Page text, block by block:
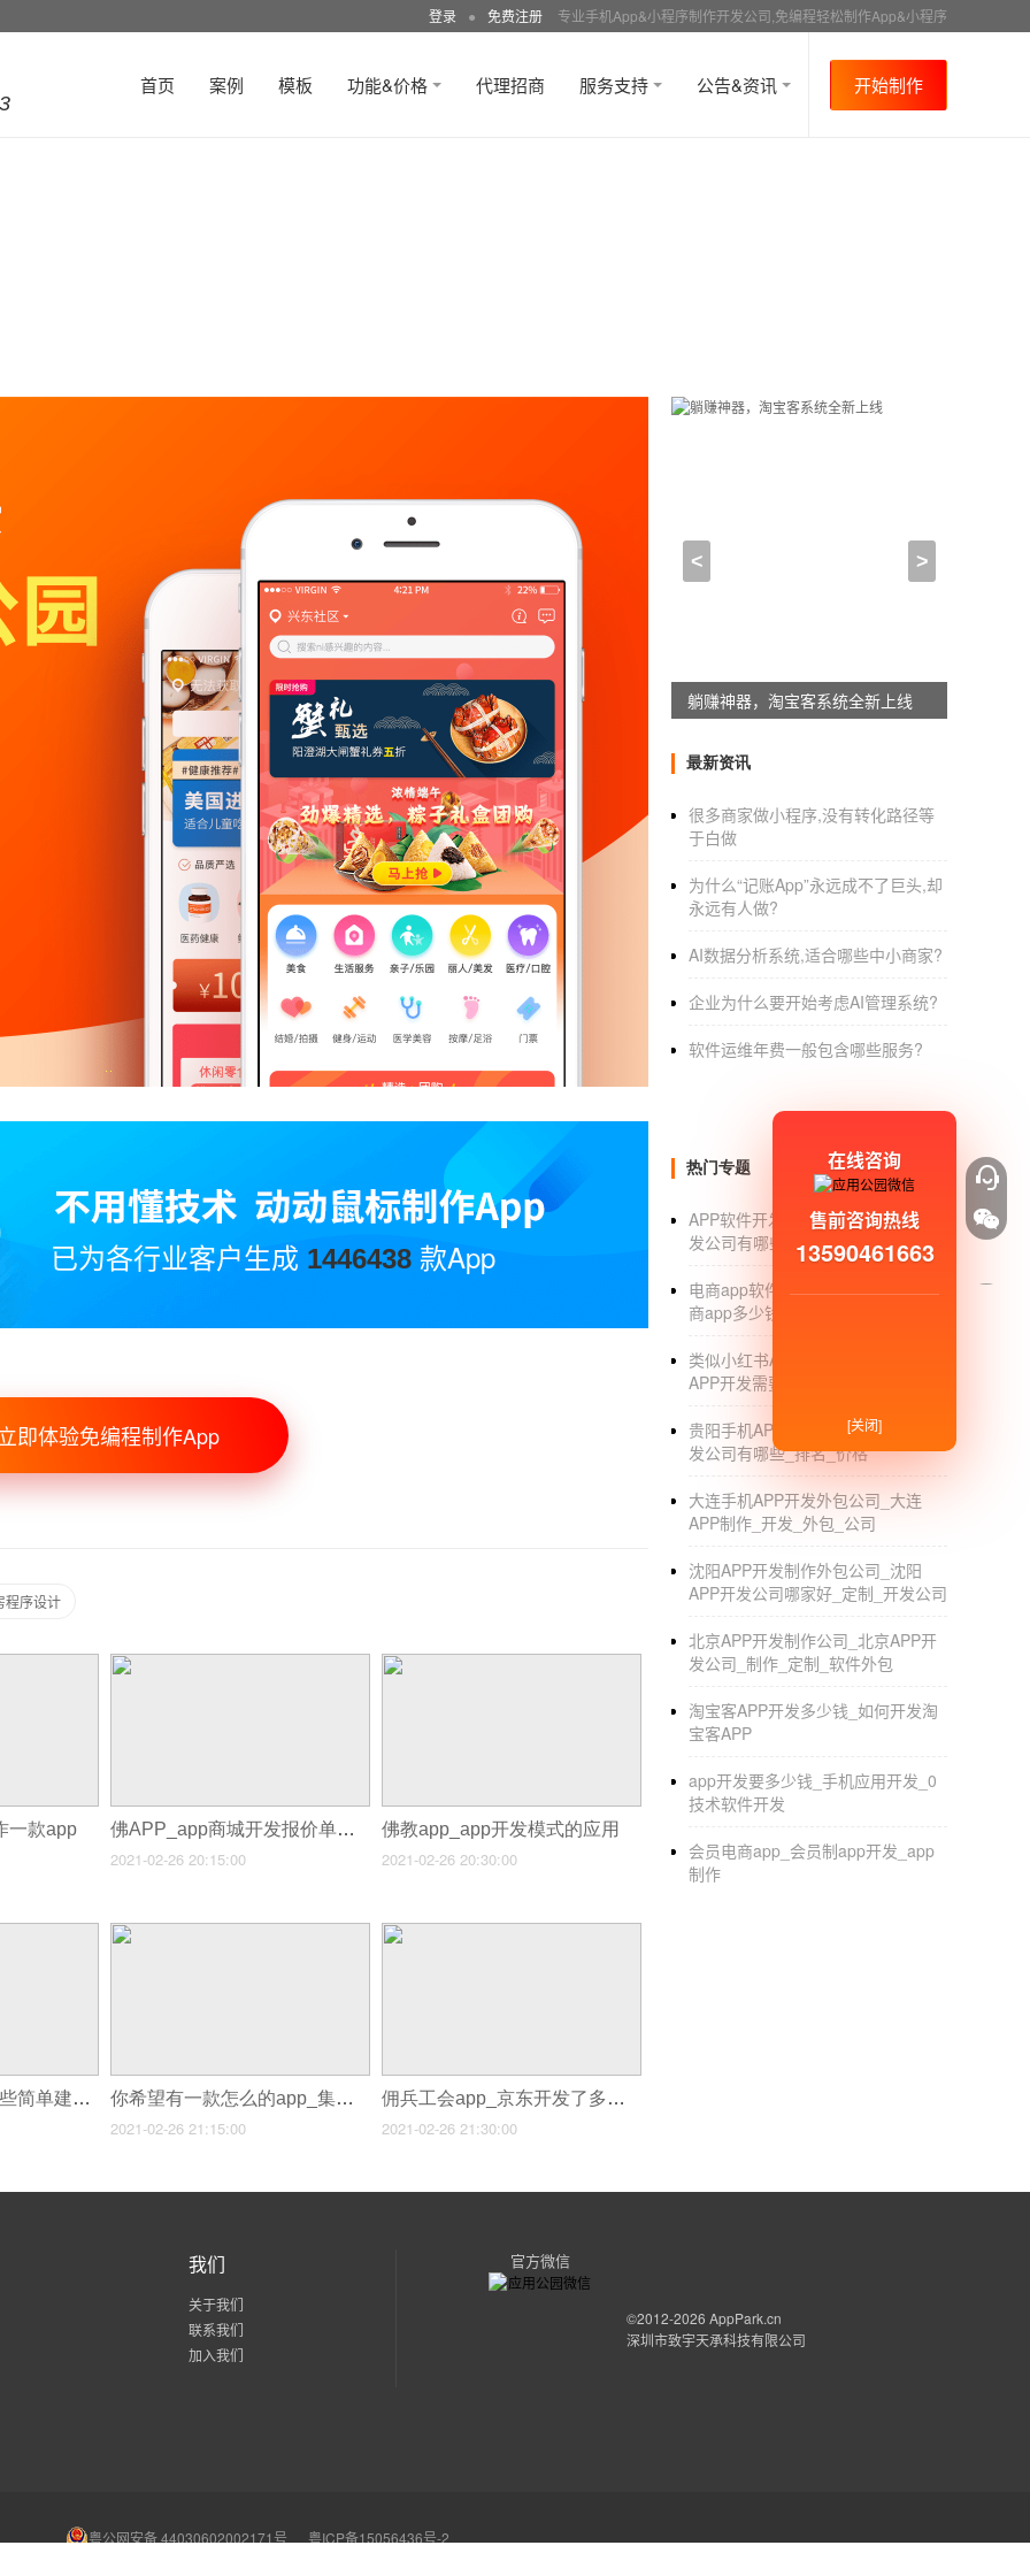
登录 ● 免费注册 专业手机App&小程序制作开发公司,免编程轻松制作App&小程序
首页 案例 模板 功能&价格 代理招商 服务支持 公告&资讯 开始制作
2021-02-25 11:45:00
随着移动互联网的发展，企业发展模式有
线下销售线上服务，线上线下无缝对接
力，O2O电商App开发不同门店独立经
统一管理 多商户管理，支持海量商户入驻
O2O电商App开发业务。
商城类APP开发
1、不断提高的用户体验需求与低门槛造成的
2、购物商城类app服务是一个拼价格，拼人力
APP开发缺乏创新主要是因为后来者习惯去
情况，将自己的优势和特色融入到APP产品
创业者端正自己的态度，用心去做，一定可以
无人超市APP开发
近年来，各种无人值守的便利店、无人值守
便利店的出现，不仅节省了商家的劳动力成
利店时，可以通过扫描密码并打开门来输入
形码，而计算机图像识别技术可以在线计算
作。4、搜索商店的地图。要找到这样一家便
店。这种新兴产业以新颖的服务模式受到广
已为各行业客户生成 1446438 款App
即体验免编程制作App
程序设计
一款app 佛APP_app商城开发报价单模板下载
2021-02-26 20:15:00
佛教app_app开发模式的应用
2021-02-26 20:30:00
你对该app软件有哪些简单建议呢_外汇app开发 你希望有一款怎么的app_集市app什么时候开发的
2021-02-26 21:15:00
佣兵工会app_京东开发了多少app
2021-02-26 21:30:00
< >
躺赚神器，淘宝客系统全新上线
最新资讯
很多商家做小程序,没有转化路径等
于白做
为什么“记账App”永远成不了巨头,却
永远有人做?
AI数据分析系统,适合哪些中小商家?
企业为什么要开始考虑AI管理系统?
软件运维年费一般包含哪些服务?
热门专题
APP软件开发公司_手机APP软件开
发公司有哪些_价格_经营范围
电商app软件开发_开发一个手机电
商app多少钱_报价
类似小红书APP开发_类似小红书
APP开发需要多少钱
贵阳手机APP开发_贵阳手机APP开
发公司有哪些_排名_价格
大连手机APP开发外包公司_大连
APP制作_开发_外包_公司
沈阳APP开发制作外包公司_沈阳
APP开发公司哪家好_定制_开发公司
北京APP开发制作公司_北京APP开
发公司_制作_定制_软件外包
淘宝客APP开发多少钱_如何开发淘
宝客APP
app开发要多少钱_手机应用开发_0
技术软件开发
会员电商app_会员制app开发_app
制作
我们
关于我们
联系我们
加入我们
官方微信
©2012-2026 AppPark.cn
深圳市致宇天承科技有限公司
粤公网安备 44030602002171号 粤ICP备15056436号-2
在线咨询
售前咨询热线
13590461663
[关闭]